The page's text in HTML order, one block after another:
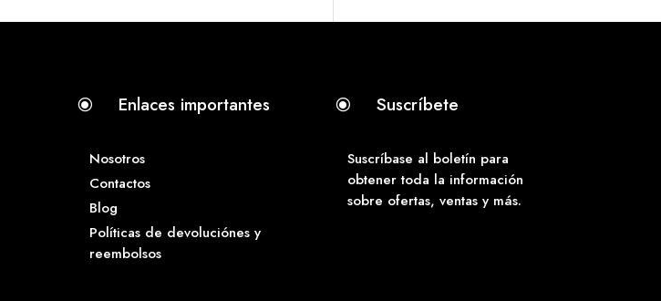
\ Enlaces importantes
Nosotros
Contactos
Blog
Políticas de devoluciónes y
reembolsos
\ Suscríbete
Suscríbase al boletín para
obtener toda la información
sobre ofertas, ventas y más.